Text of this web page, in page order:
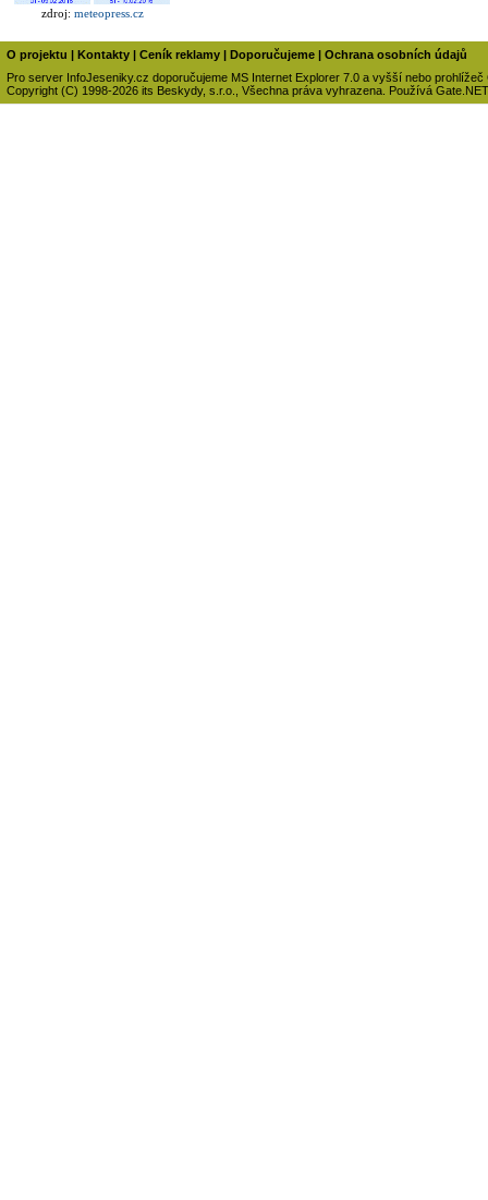
zdroj: meteopress.cz
O projektu | Kontakty | Ceník reklamy | Doporučujeme | Ochrana osobních údajů
Pro server InfoJeseniky.cz doporučujeme MS Internet Explorer 7.0 a vyšší nebo prohlížeč
Copyright (C) 1998-2026 its Beskydy, s.r.o., Všechna práva vyhrazena. Používá